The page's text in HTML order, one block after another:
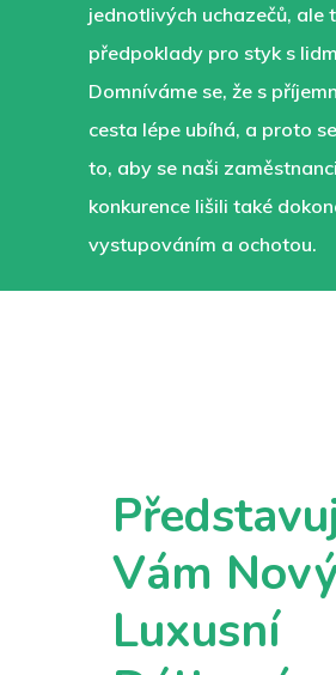
jednotlivých uchazečů, ale
předpoklady pro styk s
Domníváme se, že s
cesta lépe ubíhá, a proto
to, aby se naši
konkurence lišili také
vystupováním a ochotou.
Vám
Luxusní